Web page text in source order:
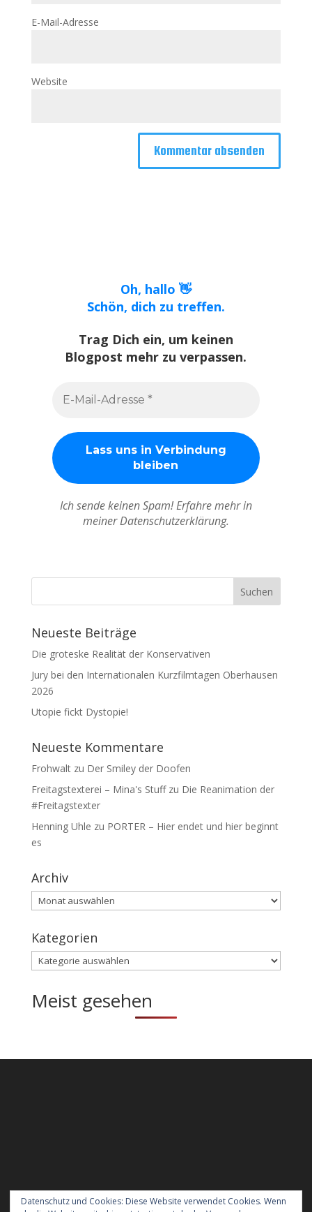
E-Mail-Adresse
Website
Oh, hallo 👋
Schön, dich zu treffen.
Trag Dich ein, um keinen
Blogpost mehr zu verpassen.
Ich sende keinen Spam! Erfahre mehr in
meiner Datenschutzerklärung.
Neueste Beiträge
Die groteske Realität der Konservativen
Jury bei den Internationalen Kurzfilmtagen Oberhausen
2026
Utopie fickt Dystopie!
Neueste Kommentare
Frohwaltzu Der Smiley der Doofen
Freitagstexterei – Mina's Stuffzu Die Reanimation der
#Freitagstexter
Henning Uhle zu PORTER – Hier endet und hier beginnt
es
Archiv
Archiv
Kategorien
Kategorien
Meist gesehen
Datenschutz und Cookies: Diese Website verwendet Cookies. Wenn